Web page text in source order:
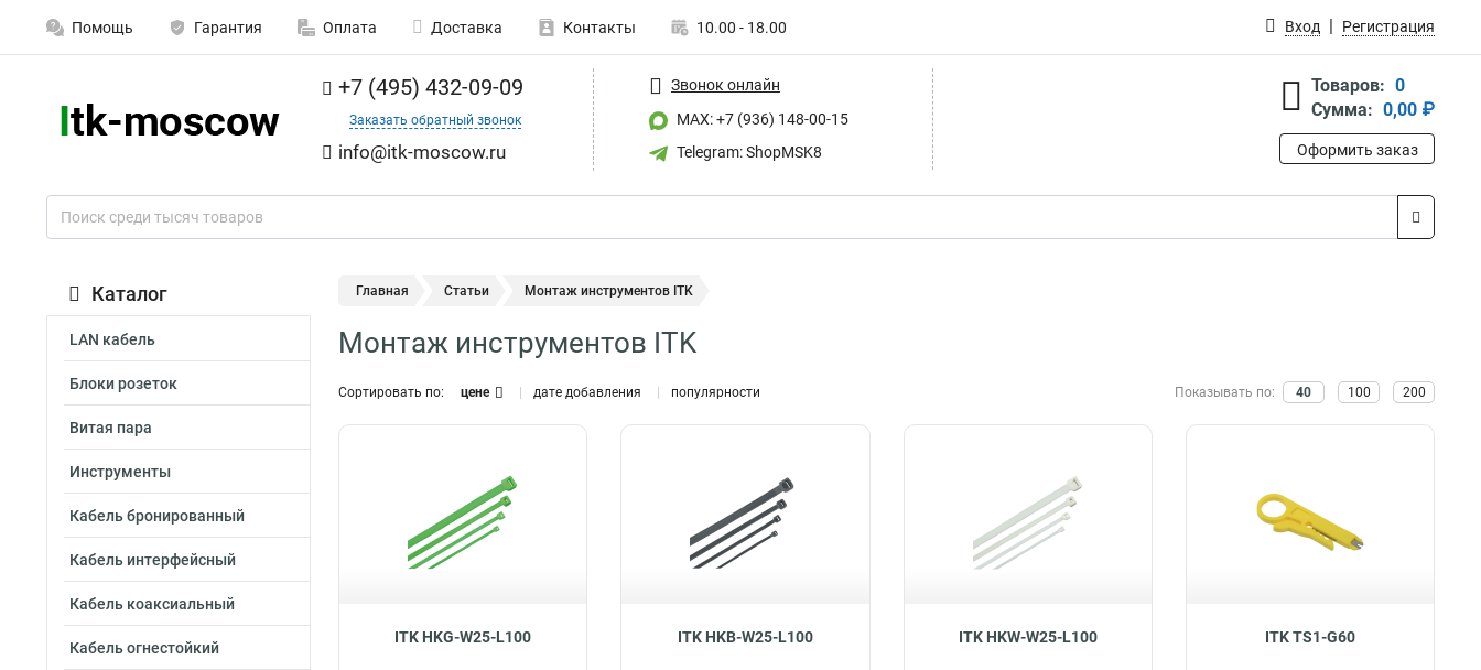
Помощь Гарантия Оплата Доставка Контакты 10.00 - 18.00 Вход Регистрация
+7 (495) 432-09-09
Заказать обратный звонок
info@itk-moscow.ru
Звонок онлайн
MAX: +7 (936) 148-00-15
Telegram: ShopMSK8
Товаров: 0
Сумма: 0,00 ₽
Оформить заказ
Каталог
LAN кабель
Блоки розеток
Витая пара
Инструменты
Кабель бронированный
Кабель интерфейсный
Кабель коаксиальный
Кабель огнестойкий
Главная Статьи Монтаж инструментов ITK
Монтаж инструментов ITK
Сортировать по: цене дате добавления популярности Показывать по: 40 100 200
ITK HKG-W25-L100 ITK HKB-W25-L100 ITK HKW-W25-L100 ITK TS1-G60